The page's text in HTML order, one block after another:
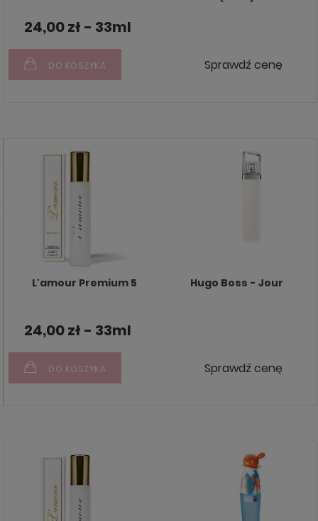
24,00 zł - 33ml
DO KOSZYKA Sprawdź cenę
L'amour Premium 5 Hugo Boss - Jour
24,00 zł - 33ml
DO KOSZYKA Sprawdź cenę